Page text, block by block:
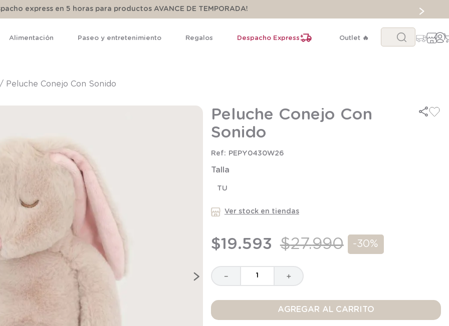
express en 5 horas para productos AVANCE DE TEMPORADA!
Alimentación Paseo y entretenimiento Regalos Despacho Express Outlet 🔥
Buscar...
Peluche Conejo Con Sonido
Peluche Conejo Con
Sonido
PEPY0430W26
Talla
TU
Ver stock en tiendas
$19.593 $27.990 -30%
＋
－
AGREGAR AL CARRITO
1.
pijama
.
8
saco
poleron